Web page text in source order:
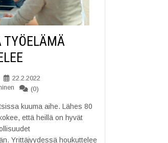
TYÖELÄMÄ
22.2.2022
(0)
kuuma aihe. Lähes 80
että heillä on hyvät
Yrittäjyydessä houkuttelee